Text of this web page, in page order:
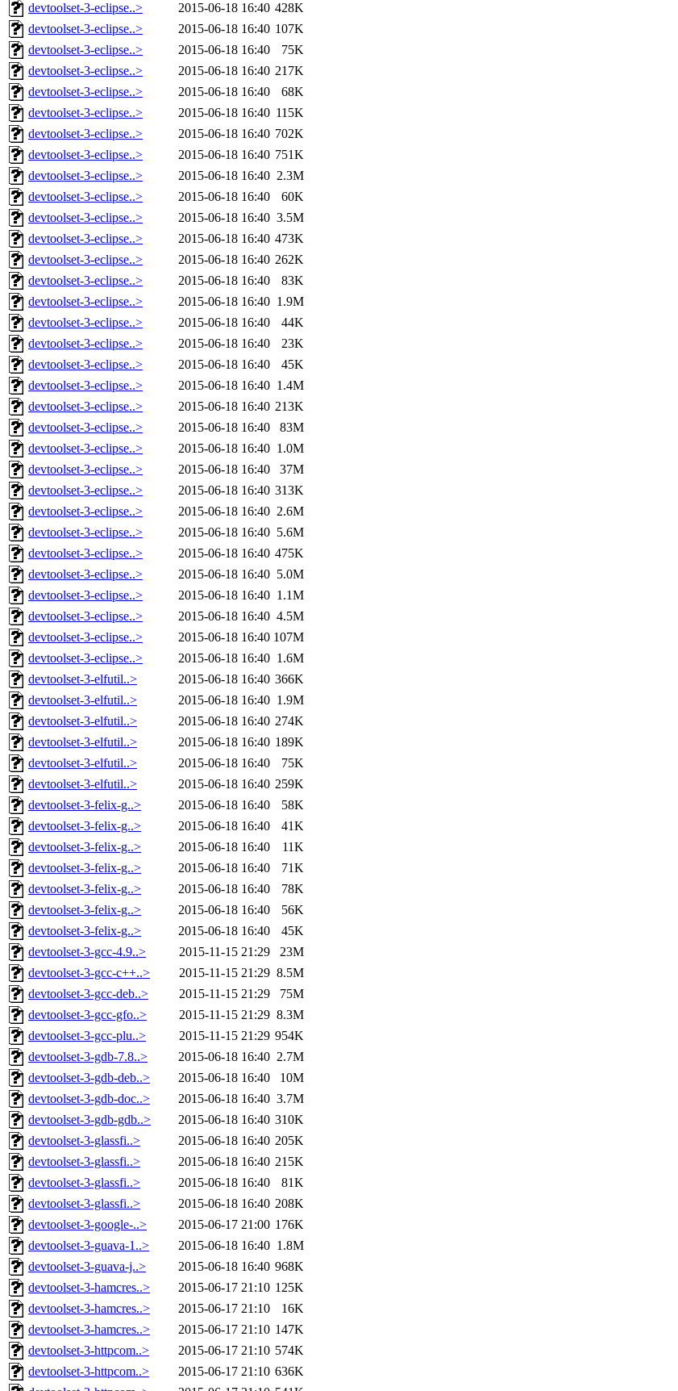
devtoolset-3-eclipse..>
2015-06-18 16:40 428K
devtoolset-3-eclipse..>
2015-06-18 16:40 107K
devtoolset-3-eclipse..>
2015-06-18 16:40
75K
devtoolset-3-eclipse..>
2015-06-18 16:40 217K
devtoolset-3-eclipse..>
2015-06-18 16:40
68K
devtoolset-3-eclipse..>
2015-06-18 16:40 115K
devtoolset-3-eclipse..>
2015-06-18 16:40 702K
devtoolset-3-eclipse..>
2015-06-18 16:40 751K
devtoolset-3-eclipse..>
2015-06-18 16:40 2.3M
devtoolset-3-eclipse..>
2015-06-18 16:40
60K
devtoolset-3-eclipse..>
2015-06-18 16:40 3.5M
devtoolset-3-eclipse..>
2015-06-18 16:40 473K
devtoolset-3-eclipse..>
2015-06-18 16:40 262K
devtoolset-3-eclipse..>
2015-06-18 16:40
83K
devtoolset-3-eclipse..>
2015-06-18 16:40 1.9M
devtoolset-3-eclipse..>
2015-06-18 16:40
44K
devtoolset-3-eclipse..>
2015-06-18 16:40
23K
devtoolset-3-eclipse..>
2015-06-18 16:40
45K
devtoolset-3-eclipse..>
2015-06-18 16:40 1.4M
devtoolset-3-eclipse..>
2015-06-18 16:40 213K
devtoolset-3-eclipse..>
2015-06-18 16:40
83M
devtoolset-3-eclipse..>
2015-06-18 16:40 1.0M
devtoolset-3-eclipse..>
2015-06-18 16:40
37M
devtoolset-3-eclipse..>
2015-06-18 16:40 313K
devtoolset-3-eclipse..>
2015-06-18 16:40 2.6M
devtoolset-3-eclipse..>
2015-06-18 16:40 5.6M
devtoolset-3-eclipse..>
2015-06-18 16:40 475K
devtoolset-3-eclipse..>
2015-06-18 16:40 5.0M
devtoolset-3-eclipse..>
2015-06-18 16:40 1.1M
devtoolset-3-eclipse..>
2015-06-18 16:40 4.5M
devtoolset-3-eclipse..>
2015-06-18 16:40 107M
devtoolset-3-eclipse..>
2015-06-18 16:40 1.6M
devtoolset-3-elfutil..>
2015-06-18 16:40 366K
devtoolset-3-elfutil..>
2015-06-18 16:40 1.9M
devtoolset-3-elfutil..>
2015-06-18 16:40 274K
devtoolset-3-elfutil..>
2015-06-18 16:40 189K
devtoolset-3-elfutil..>
2015-06-18 16:40
75K
devtoolset-3-elfutil..>
2015-06-18 16:40 259K
devtoolset-3-felix-g..>
2015-06-18 16:40
58K
devtoolset-3-felix-g..>
2015-06-18 16:40
41K
devtoolset-3-felix-g..>
2015-06-18 16:40
11K
devtoolset-3-felix-g..>
2015-06-18 16:40
71K
devtoolset-3-felix-g..>
2015-06-18 16:40
78K
devtoolset-3-felix-g..>
2015-06-18 16:40
56K
devtoolset-3-felix-g..>
2015-06-18 16:40
45K
devtoolset-3-gcc-4.9..>
2015-11-15 21:29
23M
devtoolset-3-gcc-c++..>
2015-11-15 21:29 8.5M
devtoolset-3-gcc-deb..>
2015-11-15 21:29
75M
devtoolset-3-gcc-gfo..>
2015-11-15 21:29 8.3M
devtoolset-3-gcc-plu..>
2015-11-15 21:29 954K
devtoolset-3-gdb-7.8..>
2015-06-18 16:40 2.7M
devtoolset-3-gdb-deb..>
2015-06-18 16:40
10M
devtoolset-3-gdb-doc..>
2015-06-18 16:40 3.7M
devtoolset-3-gdb-gdb..>
2015-06-18 16:40 310K
devtoolset-3-glassfi..>
2015-06-18 16:40 205K
devtoolset-3-glassfi..>
2015-06-18 16:40 215K
devtoolset-3-glassfi..>
2015-06-18 16:40
81K
devtoolset-3-glassfi..>
2015-06-18 16:40 208K
devtoolset-3-google-..>
2015-06-17 21:00 176K
devtoolset-3-guava-1..>
2015-06-18 16:40 1.8M
devtoolset-3-guava-j..>
2015-06-18 16:40 968K
devtoolset-3-hamcres..>
2015-06-17 21:10 125K
devtoolset-3-hamcres..>
2015-06-17 21:10
16K
devtoolset-3-hamcres..>
2015-06-17 21:10 147K
devtoolset-3-httpcom..>
2015-06-17 21:10 574K
devtoolset-3-httpcom..>
2015-06-17 21:10 636K